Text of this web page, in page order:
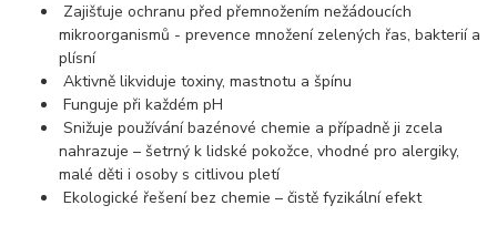
Zajišťuje ochranu před přemnožením nežádoucích
mikroorganismů - prevence množení zelených řas, bakterií a
plísní
Aktivně likviduje toxiny, mastnotu a špínu
Funguje při každém pH
Snižuje používání bazénové chemie a případně ji zcela
nahrazuje – šetrný k lidské pokožce, vhodné pro alergiky,
malé děti i osoby s citlivou pletí
Ekologické řešení bez chemie – čistě fyzikální efekt